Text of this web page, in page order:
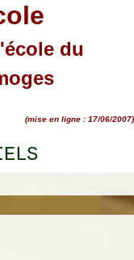
du
(mise en ligne : 17/06/2007)